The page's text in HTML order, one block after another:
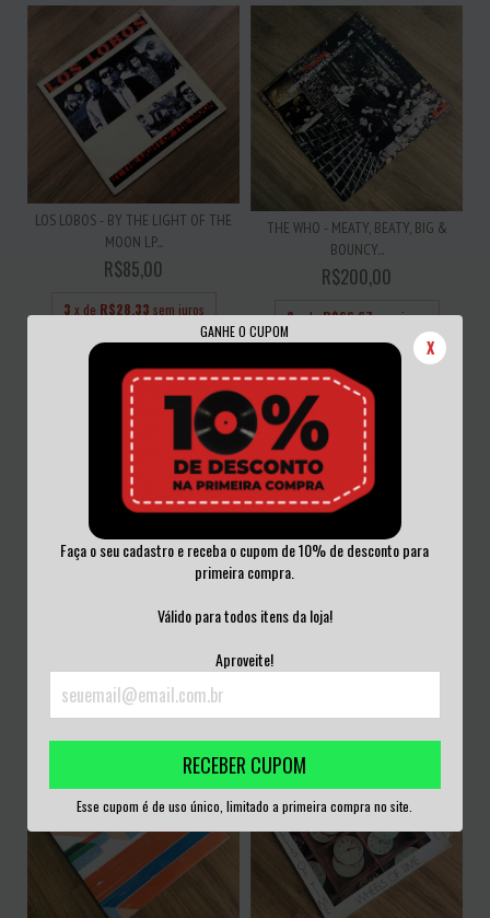
GANHE O CUPOM
X
Faça o seu cadastro e receba o cupom de 10% de desconto para
primeira compra.
Válido para todos itens da loja!
Aproveite!
RECEBER CUPOM
Esse cupom é de uso único, limitado a primeira compra no site.
LOS LOBOS - BY THE LIGHT OF THE
MOON LP...
R$85,00
3 x de R$28,33 sem juros
THE WHO - MEATY, BEATY, BIG &
BOUNCY...
R$200,00
3x deR$66,67sem juros
NACIONAL
R$30,00 sem juros
ZEBRA-ZEBRA - AGORA É QUE SÃO
3x deR$43,33sem juros